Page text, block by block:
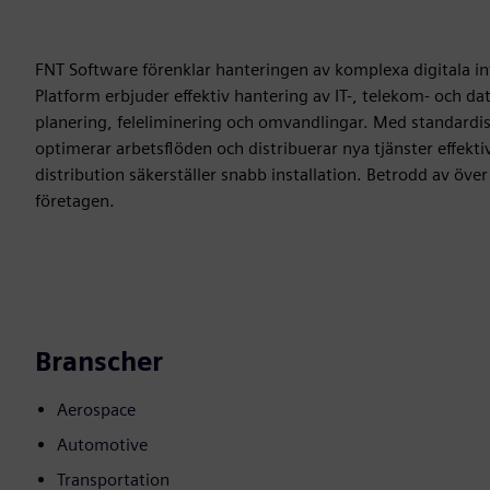
FNT Software förenklar hanteringen av komplexa digitala
Platform erbjuder effektiv hantering av IT-, telekom- och
planering, feleliminering och omvandlingar. Med
optimerar arbetsflöden och distribuerar nya tjänster
distribution säkerställer snabb installation. Betrodd av
företagen.
Branscher
Aerospace
Automotive
Transportation